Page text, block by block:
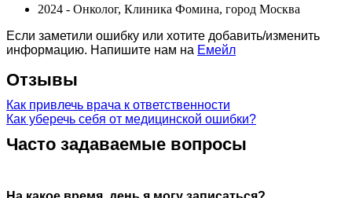
2024 - Онколог, Клиника Фомина, город Москва
Если заметили ошибку или хотите добавить/изменить
информацию. Напишите нам на Емейл
Отзывы
Как привлечь врача к ответственности
Как уберечь себя от медицинской ошибки?
Часто задаваемые вопросы